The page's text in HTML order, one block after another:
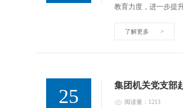
教育力度，进一步提
了解更多 >
25 集团机关党支部
阅读量：1213